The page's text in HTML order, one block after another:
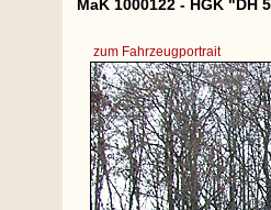
MaK 1000122 - HGK "DH
zum Fahrzeugportrait